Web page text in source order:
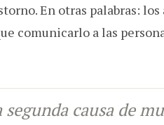
En otras palabras:
comunicarlo a las
causa de